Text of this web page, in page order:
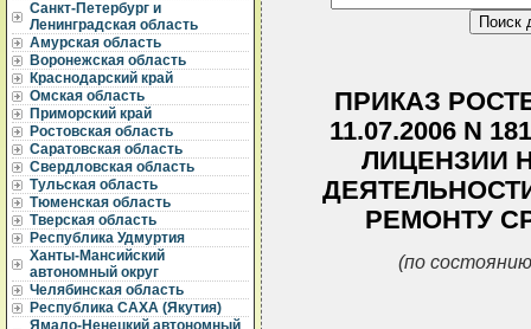
Санкт-Петербург и
Ленинградская область
Амурская область
Воронежская область
Краснодарский край
Омская область
Приморский край
Ростовская область
Саратовская область
Свердловская область
Тульская область
Тюменская область
Тверская область
Республика Удмуртия
Ханты-Мансийский
автономный округ
Челябинская область
Республика САХА (Якутия)
Ямало-Ненецкий автономный
ПРИКАЗ
11.07.2006 N
ЛИЦЕНЗИИ
РЕМОНТУ
(по